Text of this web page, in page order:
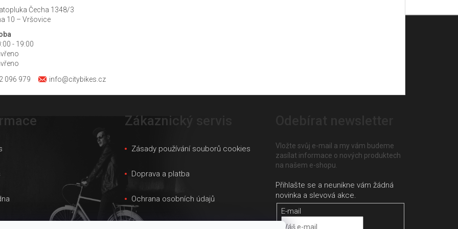
Čecha 1348/3
10 – Vršovice
- 19:00
096 979
info@citybikes.cz
velikostí
Zákaznický servis
Zásady používání souborů cookies
Doprava a platba
Ochrana osobních údajů
Obchodní podmínky
Vložte svůj e-mail a my vám budeme
zasílat informace o nových produktech
na našem e-shopu.
E-mail